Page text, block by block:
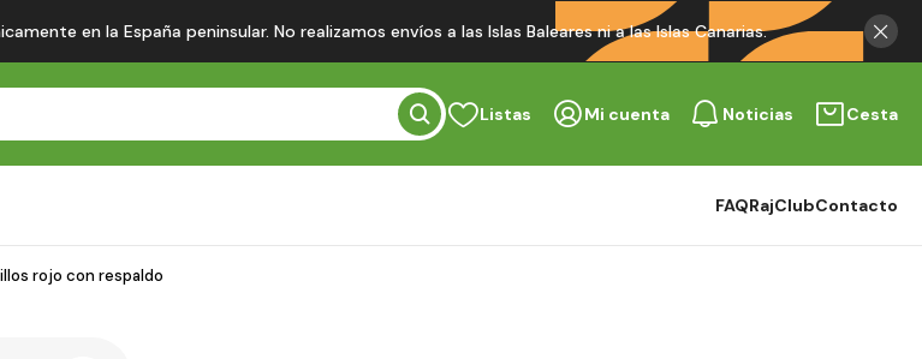
en la España peninsular. No realizamos envíos a las Islas Baleares ni a las Islas Canarias.
Listas Mi cuenta Noticias Cesta
FAQRajClubContacto
rojo con respaldo